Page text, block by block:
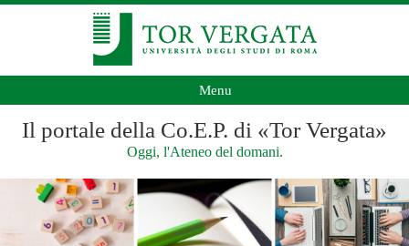
Menu
Il portale della Co.E.P. di «Tor Vergata»
Oggi, l'Ateneo del domani.